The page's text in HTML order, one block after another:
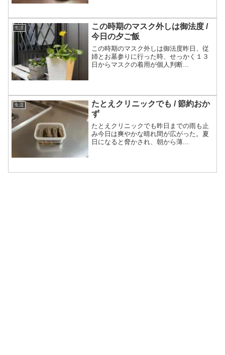
生活
この時期のマスク外しは御法度 /
今日の夕ご飯
この時期のマスク外しは御法度昨日、従
姉とお墓参りに行った時、せっかく１３
日からマスクの着用が個人判断...
生活
たとえクリニックでも / 節約おか
ず
たとえクリニックでも昨日までの雨も止
み今日は爽やかな晴れ間が広がった。夏
日になると脅かされ、朝から薄...